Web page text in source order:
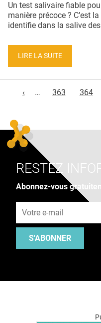
Un test salivaire fiable
manière précoce ? C’est
identifie dans la salive
LIRE LA SUITE
‹
… 363 364
RESTEZ
Abonnez-vous
S'ABONNER